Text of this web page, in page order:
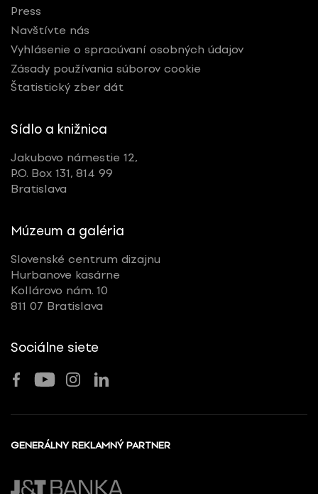
Press
Navštívte nás
Vyhlásenie o spracúvaní osobných údajov
Zásady používania súborov cookie
Štatistický zber dát
Sídlo a knižnica
Jakubovo námestie 12,
P.O. Box 131, 814 99
Bratislava
Múzeum a galéria
Slovenské centrum dizajnu
Hurbanove kasárne
Kollárovo nám. 10
811 07 Bratislava
Sociálne siete
GENERÁLNY REKLAMNÝ PARTNER